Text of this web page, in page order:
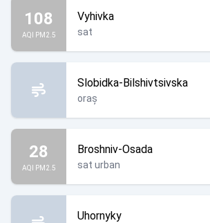
108
AQI PM2.5
Vyhivka
sat
Slobidka-Bilshivtsivska
oraș
28
AQI PM2.5
Broshniv-Osada
sat urban
Uhornyky